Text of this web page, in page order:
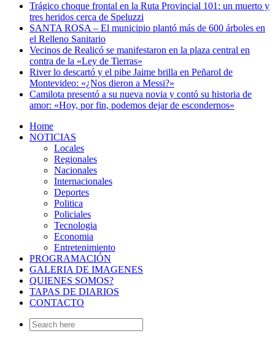
Trágico choque frontal en la Ruta Provincial 101: un muerto y
tres heridos cerca de Speluzzi
SANTA ROSA – El municipio plantó más de 600 árboles en
el Relleno Sanitario
Vecinos de Realicó se manifestaron en la plaza central en
contra de la «Ley de Tierras»
River lo descartó y el pibe Jaime brilla en Peñarol de
Montevideo: «¿Nos dieron a Messi?»
Camilota presentó a su nueva novia y contó su historia de
amor: «Hoy, por fin, podemos dejar de escondernos»
Home
NOTICIAS
Locales
Regionales
Nacionales
Internacionales
Deportes
Politica
Policiales
Tecnologia
Economia
Entretenimiento
PROGRAMACIÓN
GALERIA DE IMAGENES
QUIENES SOMOS?
TAPAS DE DIARIOS
CONTACTO
Search
for: